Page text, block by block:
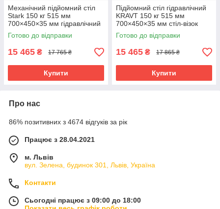
Механічний підйомний стіл
Stark 150 кг 515 мм
700×450×35 мм гідравлічний
підйомний візок
Готово до відправки
15 465 ₴ 17 765 ₴
Купити
Підйомний стіл гідравлічний
KRAVT 150 кг 515 мм
700×450×35 мм стіл-візок
гідравлічний
Готово до відправки
15 465 ₴ 17 865 ₴
Купити
Про нас
86% позитивних з 4674 відгуків за рік
Працює з 28.04.2021
м. Львів
вул. Зелена, будинок 301, Львів, Україна
Контакти
Сьогодні працює з 09:00 до 18:00